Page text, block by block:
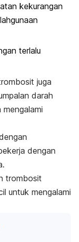
kekurangan
terlalu
juga
darah
dengan
trombosit
untuk mengalami